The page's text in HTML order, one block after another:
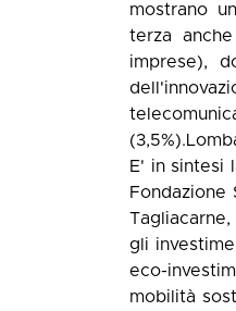
mostrano
terza
imprese),
E' in sintesi
gli
eco-
mobilità